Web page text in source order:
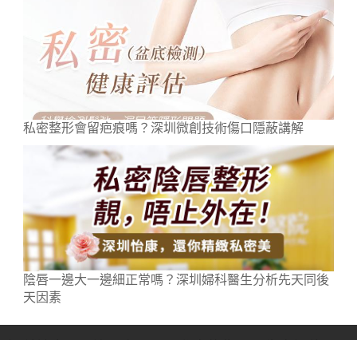
私密整形會留疤痕嗎？深圳微創技術傷口隱蔽講解
陰唇一邊大一邊細正常嗎？深圳婦科醫生分析先天同後
天因素